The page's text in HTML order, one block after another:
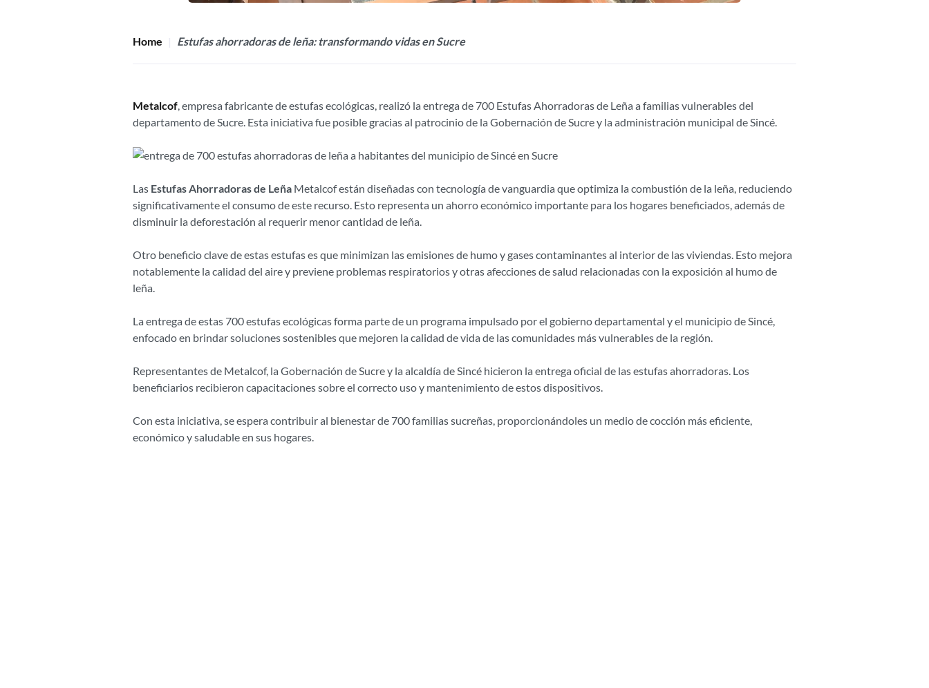
Home Estufas ahorradoras de leña: transformando vidas en Sucre
Metalcof, empresa fabricante de estufas ecológicas, realizó la entrega de 700 Estufas Ahorradoras de Leña a familias vulnerables del
departamento de Sucre. Esta iniciativa fue posible gracias al patrocinio de la Gobernación de Sucre y la administración municipal de Sincé.
Las Estufas Ahorradoras de Leña Metalcof están diseñadas con tecnología de vanguardia que optimiza la combustión de la leña, reduciendo
significativamente el consumo de este recurso. Esto representa un ahorro económico importante para los hogares beneficiados, además de
disminuir la deforestación al requerir menor cantidad de leña.
Otro beneficio clave de estas estufas es que minimizan las emisiones de humo y gases contaminantes al interior de las viviendas. Esto mejora
notablemente la calidad del aire y previene problemas respiratorios y otras afecciones de salud relacionadas con la exposición al humo de
leña.
La entrega de estas 700 estufas ecológicas forma parte de un programa impulsado por el gobierno departamental y el municipio de Sincé,
enfocado en brindar soluciones sostenibles que mejoren la calidad de vida de las comunidades más vulnerables de la región.
Representantes de Metalcof, la Gobernación de Sucre y la alcaldía de Sincé hicieron la entrega oficial de las estufas ahorradoras. Los
beneficiarios recibieron capacitaciones sobre el correcto uso y mantenimiento de estos dispositivos.
Con esta iniciativa, se espera contribuir al bienestar de 700 familias sucreñas, proporcionándoles un medio de cocción más eficiente,
económico y saludable en sus hogares.